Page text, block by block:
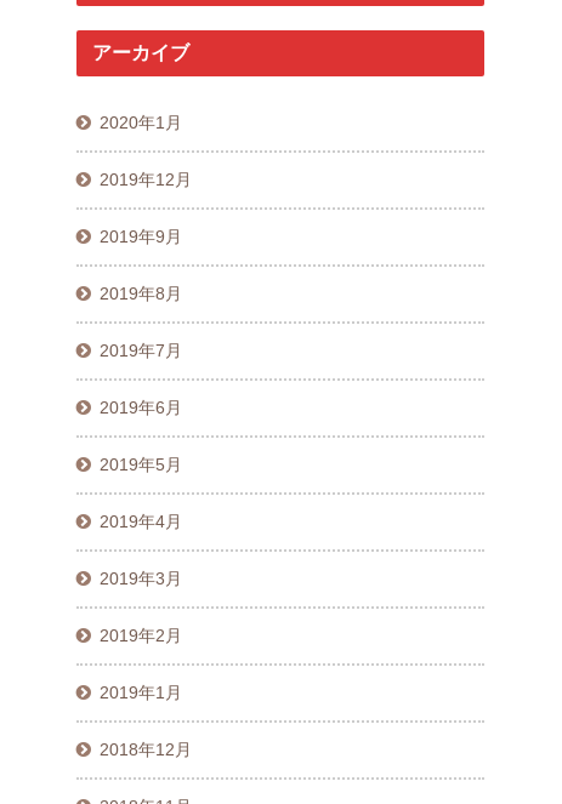
アーカイブ
2020年1月
2019年12月
2019年9月
2019年8月
2019年7月
2019年6月
2019年5月
2019年4月
2019年3月
2019年2月
2019年1月
2018年12月